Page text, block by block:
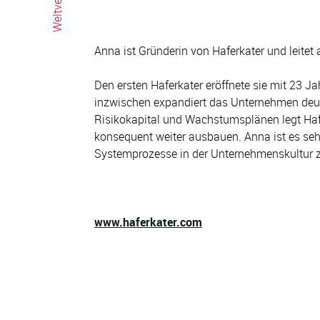
Anna ist Gründerin von Haferkater und
Den ersten Haferkater eröffnete sie mit 23
inzwischen expandiert das Unternehmen
Risikokapital und Wachstumsplänen legt
konsequent weiter ausbauen. Anna ist es
Systemprozesse in der Unternehmenskultur
www.haferkater.com